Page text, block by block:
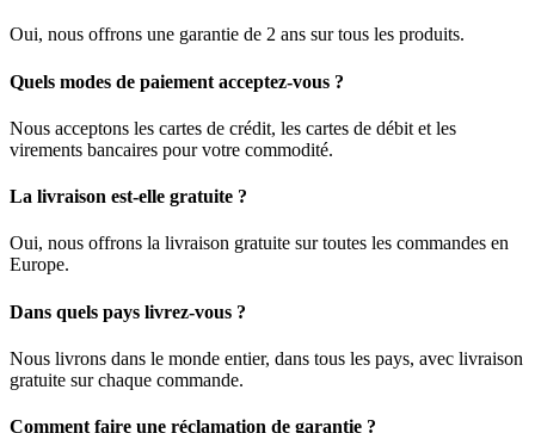
Oui, nous offrons une garantie de 2 ans sur tous les produits.
Quels modes de paiement acceptez-vous ?
Nous acceptons les cartes de crédit, les cartes de débit et les
virements bancaires pour votre commodité.
La livraison est-elle gratuite ?
Oui, nous offrons la livraison gratuite sur toutes les commandes en
Europe.
Dans quels pays livrez-vous ?
Nous livrons dans le monde entier, dans tous les pays, avec livraison
gratuite sur chaque commande.
Comment faire une réclamation de garantie ?